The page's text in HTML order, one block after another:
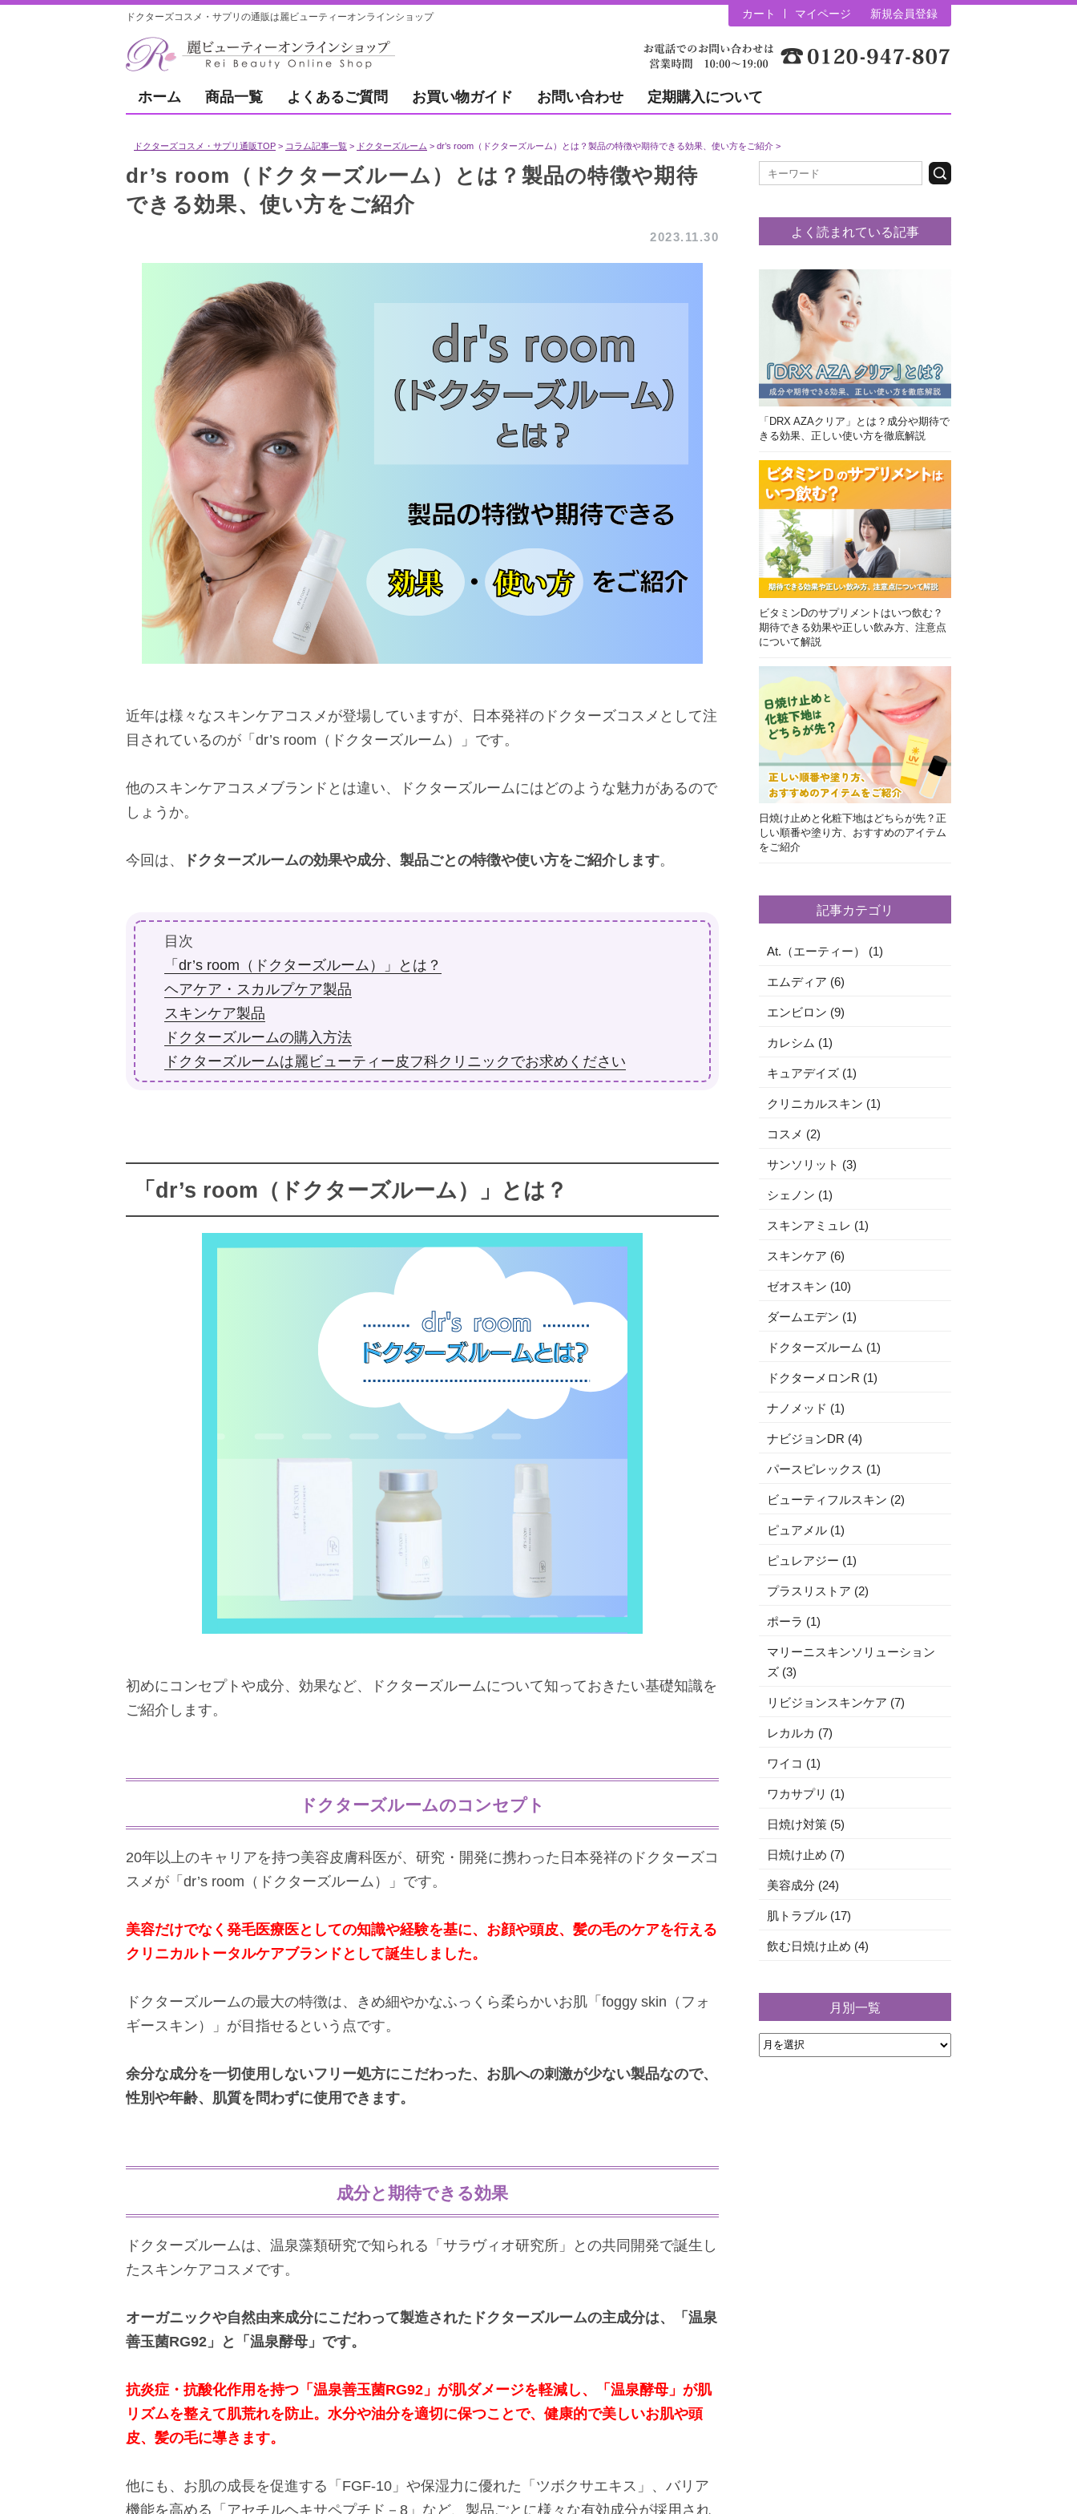
ドクターズコスメ・サプリの通販は麗ビューティーオンラインショップ カート マイページ 新規会員登録
ホーム 商品一覧 よくあるご質問 お買い物ガイド お問い合わせ 定期購入について
ドクターズコスメ・サプリ通販TOP コラム記事一覧 ドクターズルーム dr’s room（ドクターズルーム）とは？製品の特徴や期待できる効果、使い方をご紹介
dr’s room（ドクターズルーム）とは？製品の特徴や期待
できる効果、使い方をご紹介
2023.11.30
近年は様々なスキンケアコスメが登場していますが、日本発祥のドクターズコスメとして注
目されているのが「dr’s room（ドクターズルーム）」です。
他のスキンケアコスメブランドとは違い、ドクターズルームにはどのような魅力があるので
しょうか。
今回は、 ドクターズルームの効果や成分、製品ごとの特徴や使い方をご紹介します。
目次
「dr’s room（ドクターズルーム）」とは？
ヘアケア・スカルプケア製品
スキンケア製品
ドクターズルームの購入方法
ドクターズルームは麗ビューティー皮フ科クリニックでお求めください
「dr’s room（ドクターズルーム）」とは？
初めにコンセプトや成分、効果など、ドクターズルームについて知っておきたい基礎知識を
ご紹介します。
ドクターズルームのコンセプト
20年以上のキャリアを持つ美容皮膚科医が、研究・開発に携わった日本発祥のドクターズコ
スメが「dr’s room（ドクターズルーム）」です。
美容だけでなく発毛医療医としての知識や経験を基に、お顔や頭皮、髪の毛のケアを行える
クリニカルトータルケアブランドとして誕生しました。
ドクターズルームの最大の特徴は、きめ細やかなふっくら柔らかいお肌「foggy skin（フォ
ギースキン）」が目指せるという点です。
余分な成分を一切使用しないフリー処方にこだわった、お肌への刺激が少ない製品なので、
性別や年齢、肌質を問わずに使用できます。
成分と期待できる効果
ドクターズルームは、温泉藻類研究で知られる「サラヴィオ研究所」との共同開発で誕生し
たスキンケアコスメです。
オーガニックや自然由来成分にこだわって製造されたドクターズルームの主成分は、「温泉
善玉菌RG92」と「温泉酵母」です。
抗炎症・抗酸化作用を持つ「温泉善玉菌RG92」が肌ダメージを軽減し、「温泉酵母」が肌
リズムを整えて肌荒れを防止。水分や油分を適切に保つことで、健康的で美しいお肌や頭
皮、髪の毛に導きます。
他にも、お肌の成長を促進する「FGF-10」や保湿力に優れた「ツボクサエキス」、バリア
機能を高める「アセチルヘキサペプチド－8」など、製品ごとに様々な有効成分が採用され
よく読まれている記事
「DRX AZAクリア」とは？成分や期待で
きる効果、正しい使い方を徹底解説
ビタミンDのサプリメントはいつ飲む？
期待できる効果や正しい飲み方、注意点
について解説
日焼け止めと化粧下地はどちらが先？正
しい順番や塗り方、おすすめのアイテム
をご紹介
記事カテゴリ
At.（エーティー） (1)
エムディア (6)
エンビロン (9)
カレシム (1)
キュアデイズ (1)
クリニカルスキン (1)
コスメ (2)
サンソリット (3)
シェノン (1)
スキンアミュレ (1)
スキンケア (6)
ゼオスキン (10)
ダームエデン (1)
ドクターズルーム (1)
ドクターメロンR (1)
ナノメッド (1)
ナビジョンDR (4)
パースピレックス (1)
ビューティフルスキン (2)
ピュアメル (1)
ピュレアジー (1)
プラスリストア (2)
ポーラ (1)
マリーニスキンソリューション
ズ (3)
リビジョンスキンケア (7)
レカルカ (7)
ワイコ (1)
ワカサプリ (1)
日焼け対策 (5)
日焼け止め (7)
美容成分 (24)
肌トラブル (17)
飲む日焼け止め (4)
月別一覧